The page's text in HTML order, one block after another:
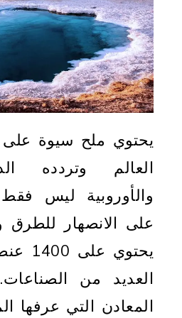
يحتوي ملح سيوة
العالم وتردده
والأوروبية ليس فقط
على الانصهار للطرق
العديد من
المعادن التي عرفها